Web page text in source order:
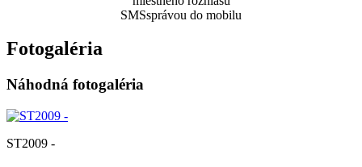
SMSsprávou do mobilu
Fotogaléria
Náhodná fotogaléria
ST2009 -